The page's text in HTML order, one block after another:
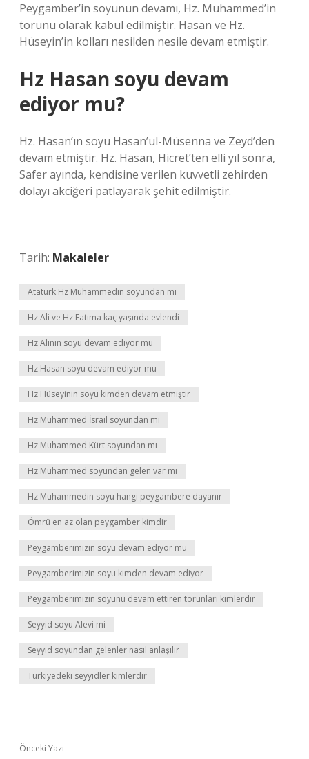
Peygamber’in soyunun devamı, Hz. Muhammed’in
torunu olarak kabul edilmiştir. Hasan ve Hz.
Hüseyin’in kolları nesilden nesile devam etmiştir.
Hz Hasan soyu devam
ediyor mu?
Hz. Hasan’ın soyu Hasan’ul-Müsenna ve Zeyd’den
devam etmiştir. Hz. Hasan, Hicret’ten elli yıl sonra,
Safer ayında, kendisine verilen kuvvetli zehirden
dolayı akciğeri patlayarak şehit edilmiştir.
Tarih: Makaleler
Atatürk Hz Muhammedin soyundan mı
Hz Ali ve Hz Fatıma kaç yaşında evlendi
Hz Alinin soyu devam ediyor mu
Hz Hasan soyu devam ediyor mu
Hz Hüseyinin soyu kimden devam etmiştir
Hz Muhammed İsrail soyundan mı
Hz Muhammed Kürt soyundan mı
Hz Muhammed soyundan gelen var mı
Hz Muhammedin soyu hangi peygambere dayanır
Ömrü en az olan peygamber kimdir
Peygamberimizin soyu devam ediyor mu
Peygamberimizin soyu kimden devam ediyor
Peygamberimizin soyunu devam ettiren torunları kimlerdir
Seyyid soyu Alevi mi
Seyyid soyundan gelenler nasıl anlaşılır
Türkiyedeki seyyidler kimlerdir
Önceki Yazı